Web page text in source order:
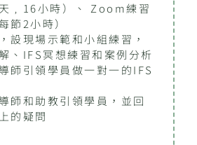
﹐16小時）、 Zoom練習
節2小時）
設現場示範和小組練習，
、IFS冥想練習和案例分析
師引領學員做一對一的IFS
師和助教引領學員，並回
的疑問